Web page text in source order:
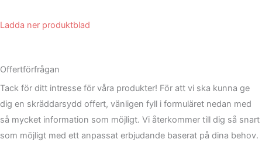
Ladda ner produktblad
Offertförfrågan
Tack för ditt intresse för våra produkter! För att vi ska kunna ge
dig en skräddarsydd offert, vänligen fyll i formuläret nedan med
så mycket information som möjligt. Vi återkommer till dig så snart
som möjligt med ett anpassat erbjudande baserat på dina behov.